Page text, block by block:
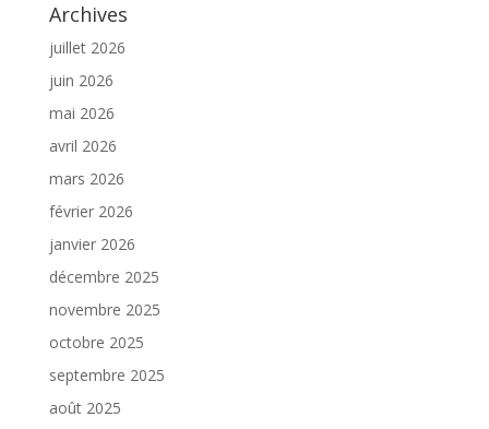
Archives
juillet 2026
juin 2026
mai 2026
avril 2026
mars 2026
février 2026
janvier 2026
décembre 2025
novembre 2025
octobre 2025
septembre 2025
août 2025